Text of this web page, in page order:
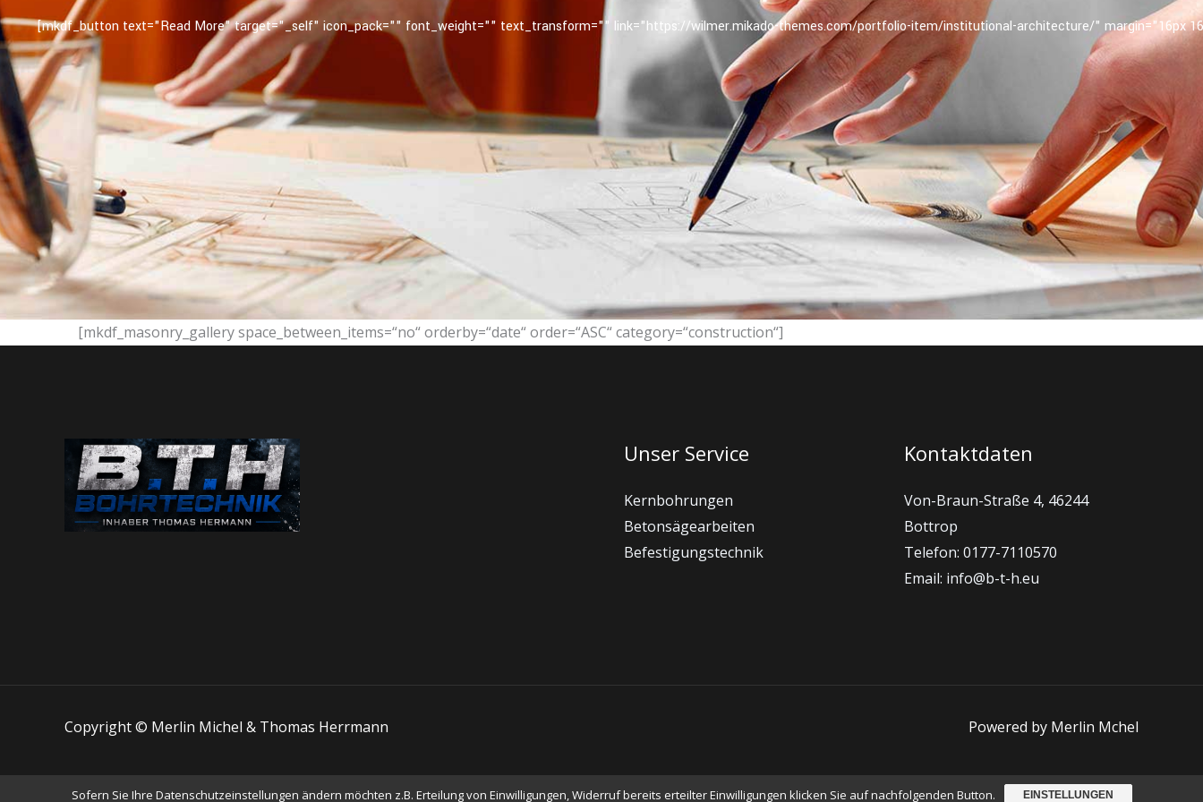
[mkdf_button text="Read More" target="_self" icon_pack="" font_weight="" text_transform="" link="https://wilmer.mikado-themes.com/portfolio-item/institutional-architecture/"
[mkdf_masonry_gallery space_between_items=“no“ orderby=“date“ order=“ASC“ category=“construction“]
Unser Service
Kernbohrungen
Betonsägearbeiten
Befestigungstechnik
Kontaktdaten
Von-Braun-Straße 4, 46244
Bottrop
Telefon: 0177-7110570
Email: info@b-t-h.eu
Copyright © Merlin Michel & Thomas Herrmann Powered by Merlin Mchel
Sofern Sie Ihre Datenschutzeinstellungen ändern möchten z.B. Erteilung von Einwilligungen, Widerruf bereits erteilter Einwilligungen klicken Sie auf nachfolgenden Button. EINSTELLUNGEN